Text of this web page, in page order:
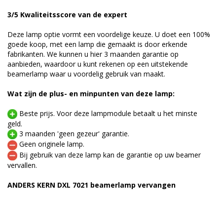
3/5 Kwaliteitsscore van de expert
Deze lamp optie vormt een voordelige keuze. U doet een 100%
goede koop, met een lamp die gemaakt is door erkende
fabrikanten. We kunnen u hier 3 maanden garantie op
aanbieden, waardoor u kunt rekenen op een uitstekende
beamerlamp waar u voordelig gebruik van maakt.
Wat zijn de plus- en minpunten van deze lamp:
Beste prijs. Voor deze lampmodule betaalt u het minste
geld.
3 maanden 'geen gezeur' garantie.
Geen originele lamp.
Bij gebruik van deze lamp kan de garantie op uw beamer
vervallen.
ANDERS KERN DXL 7021 beamerlamp vervangen